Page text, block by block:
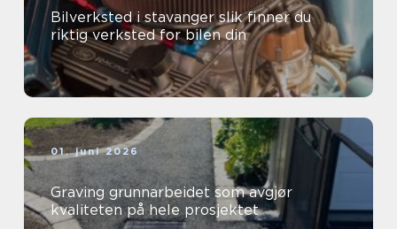
Bilverksted i stavanger slik finner du
riktig verksted for bilen din
01. juni 2026
Graving grunnarbeidet som avgjør
kvaliteten på hele prosjektet